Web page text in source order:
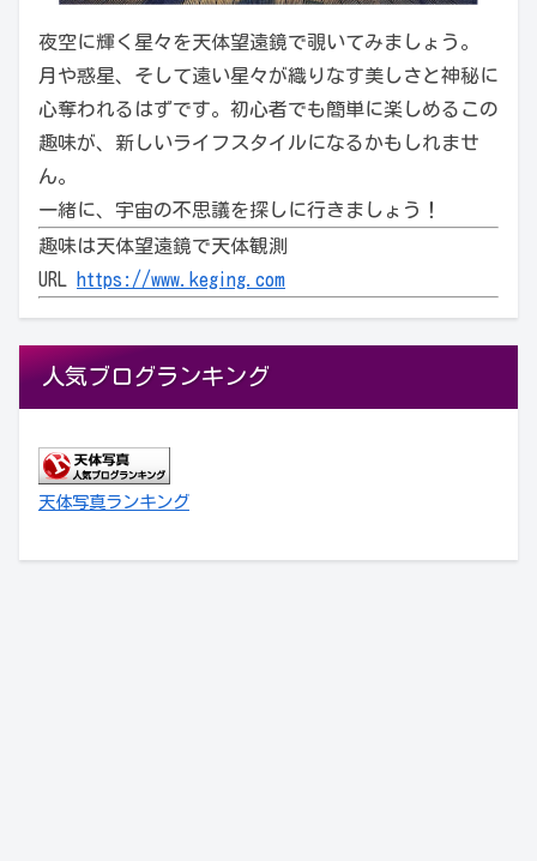
夜空に輝く星々を天体望遠鏡で覗いてみましょう。
月や惑星、そして遠い星々が織りなす美しさと神秘に
心奪われるはずです。初心者でも簡単に楽しめるこの
趣味が、新しいライフスタイルになるかもしれませ
ん。
一緒に、宇宙の不思議を探しに行きましょう！
趣味は天体望遠鏡で天体観測
URL
https://www.keging.com
人気ブログランキング
天体写真ランキング